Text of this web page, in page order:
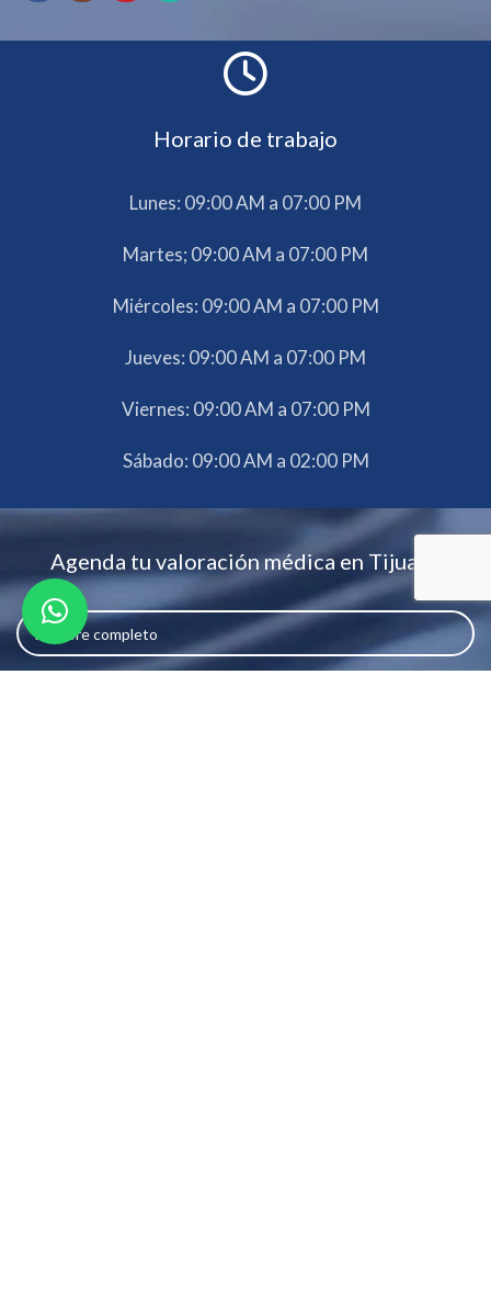
Horario de trabajo
Lunes: 09:00 AM a 07:00 PM
Martes; 09:00 AM a 07:00 PM
Miércoles: 09:00 AM a 07:00 PM
Jueves: 09:00 AM a 07:00 PM
Viernes: 09:00 AM a 07:00 PM
Sábado: 09:00 AM a 02:00 PM
Agenda tu valoración médica en Tijuana